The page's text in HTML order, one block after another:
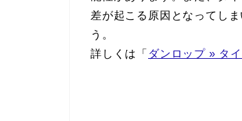
差が起こる原因となってし
う。
詳しくは「 ダンロップ » タ